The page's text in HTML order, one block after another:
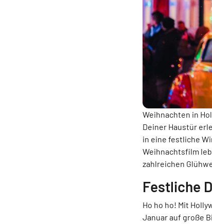
Weihnachten in
Deiner Haustür
in eine festliche
Weihnachtsfilm
zahlreichen
Festliche
Ho ho ho! Mit
Januar auf große